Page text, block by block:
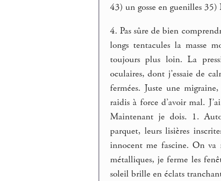
43) un gosse en guenilles
4. Pas sûre de bien
longs tentacules la masse
toujours plus loin. La
oculaires, dont j’essaie de
fermées. Juste une
raidis à force d’avoir mal.
Maintenant je dois. 1.
parquet, leurs lisières
innocent me fascine. On va
métalliques, je ferme les
soleil brille en éclats